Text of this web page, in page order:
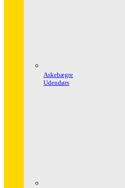
Askebægre
Udendørs